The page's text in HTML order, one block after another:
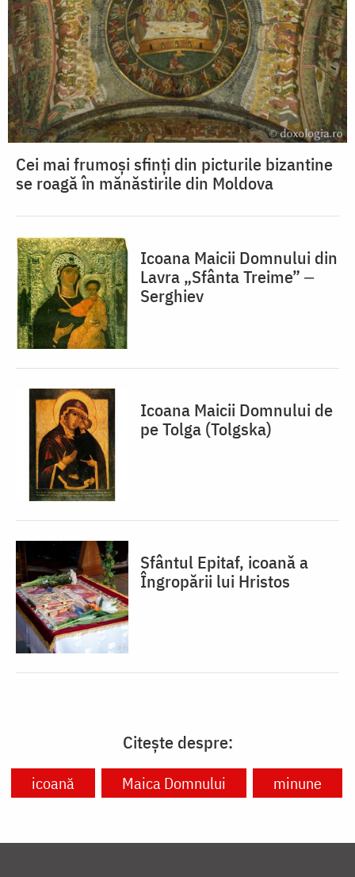
Cei mai frumoși sfinți din picturile bizantine
se roagă în mănăstirile din Moldova
Icoana Maicii Domnului din
Lavra „Sfânta Treime” ‒
Serghiev
Icoana Maicii Domnului de
pe Tolga (Tolgska)
Sfântul Epitaf, icoană a
Îngropării lui Hristos
Citește despre:
icoană Maica Domnului minune